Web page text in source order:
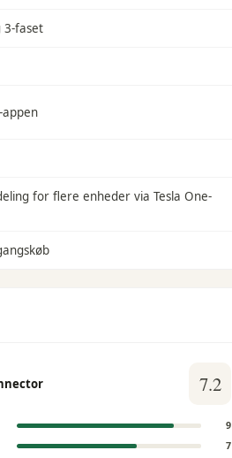
3-faset
appen
for flere enheder via Tesla One-
7.2
9
7